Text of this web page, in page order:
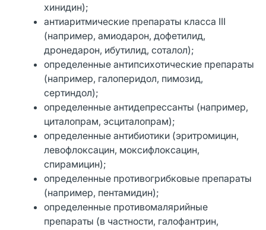
хинидин);
антиаритмические препараты класса III
(например, амиодарон, дофетилид,
дронедарон, ибутилид, соталол);
определенные антипсихотические препараты
(например, галоперидол, пимозид,
сертиндол);
определенные антидепрессанты (например,
циталопрам, эсциталопрам);
определенные антибиотики (эритромицин,
левофлоксацин, моксифлоксацин,
спирамицин);
определенные противогрибковые препараты
(например, пентамидин);
определенные противомалярийные
препараты (в частности, галофантрин,